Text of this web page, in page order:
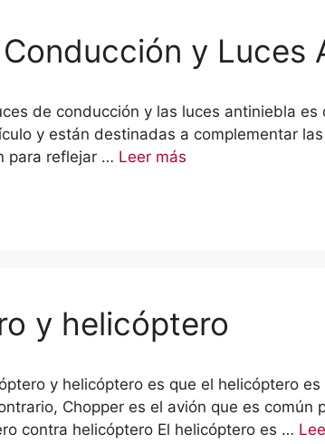
y Luces
de conducción y las luces antiniebla
y están destinadas a complementar
para reflejar … Leer más
y helicóptero
y helicóptero es que el helicóptero
Chopper es el avión que es común
contra helicóptero El helicóptero es …